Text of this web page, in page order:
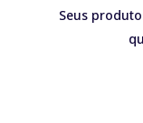
Seus